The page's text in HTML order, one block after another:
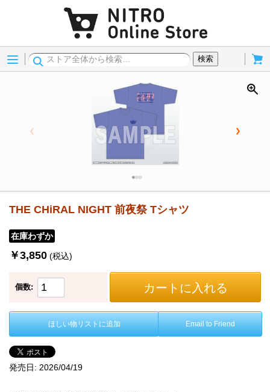
Menu
検索
THE CHiRAL NIGHT 前夜祭 Tシャツ
在庫わずか
￥3,850 (税込)
個数: カートに入れる
ほしい物リストに追加 Email to Friend
発売日: 2026/04/19